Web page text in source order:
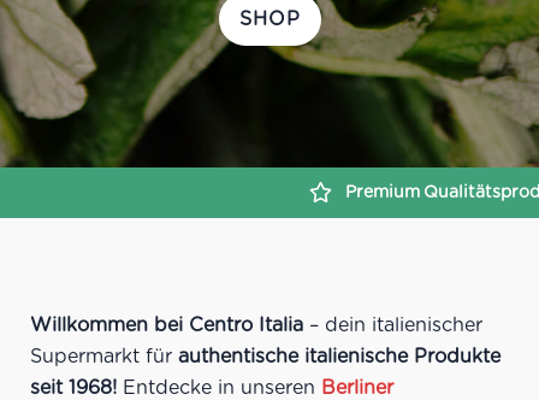
Qualitätsprodukte Sichere
SHOP
Willkommen bei Centro Italia – dein italienischer
Supermarkt fürauthentische italienische Produkte
seit 1968! Entdecke in unseren Berliner